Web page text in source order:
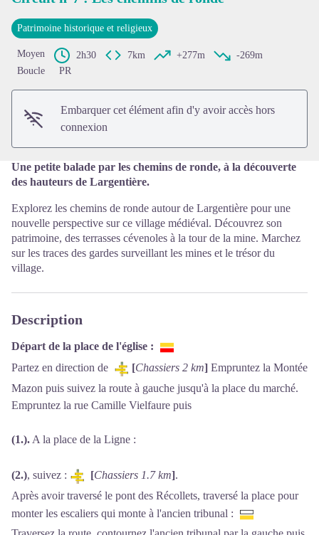
Voir l'image en plein écran
Patrimoine historique et religieux
Moyen 2h30 7km +277m
-269m
Boucle
PR
Embarquer cet élément afin d'y avoir accès hors
connexion
Une petite balade par les chemins de ronde, à la découverte
des hauteurs de Largentière.
Explorez les chemins de ronde autour de Largentière pour une
nouvelle perspective sur ce village médiéval. Découvrez son
patrimoine, des terrasses cévenoles à la tour de la mine. Marchez
sur les traces des gardes surveillant les mines et le trésor du
village.
Description
Départ de la place de l'église :
Partez en direction de
[Chassiers 2 km] Empruntez la Montée
Mazon puis suivez la route à gauche jusqu'à la place du marché.
Empruntez la rue Camille Vielfaure puis
(1.). A la place de la Ligne :
(2.), suivez : [Chassiers 1.7 km].
Après avoir traversé le pont des Récollets, traversé la place pour
monter les escaliers qui monte à l'ancien tribunal :